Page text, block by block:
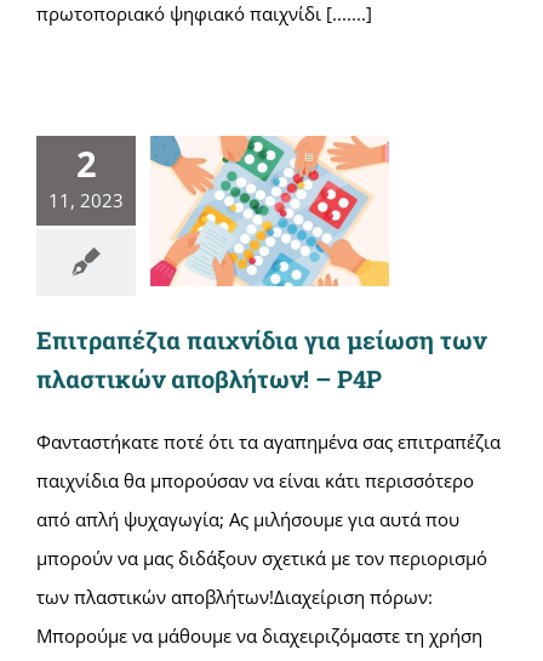
πρωτοποριακό ψηφιακό παιχνίδι [.......]
2
11, 2023
Επιτραπέζια παιχνίδια για μείωση των
πλαστικών αποβλήτων! – P4P
Φανταστήκατε ποτέ ότι τα αγαπημένα σας επιτραπέζια
παιχνίδια θα μπορούσαν να είναι κάτι περισσότερο
από απλή ψυχαγωγία; Ας μιλήσουμε για αυτά που
μπορούν να μας διδάξουν σχετικά με τον περιορισμό
των πλαστικών αποβλήτων!Διαχείριση πόρων:
Μπορούμε να μάθουμε να διαχειριζόμαστε τη χρήση